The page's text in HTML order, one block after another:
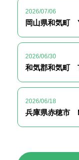
2026/07/06
岡山県和気町
2026/06/30
和気郡和気町
2026/06/18
兵庫県赤穂市